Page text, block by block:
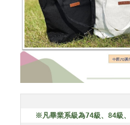
※凡畢業系級為74級、 84級、